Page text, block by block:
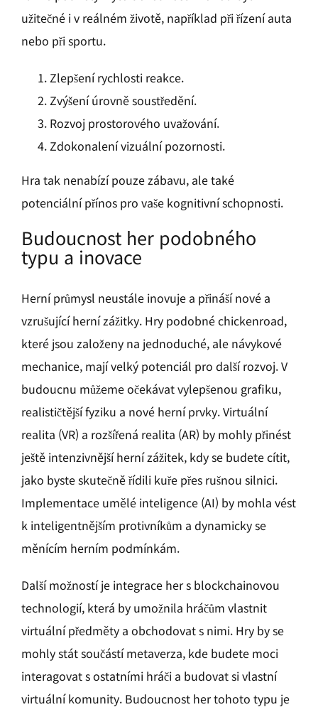
užitečné i v reálném životě, například při řízení auta
nebo při sportu.
Zlepšení rychlosti reakce.
Zvýšení úrovně soustředění.
Rozvoj prostorového uvažování.
Zdokonalení vizuální pozornosti.
Hra tak nenabízí pouze zábavu, ale také
potenciální přínos pro vaše kognitivní schopnosti.
Budoucnost her podobného
typu a inovace
Herní průmysl neustále inovuje a přináší nové a
vzrušující herní zážitky. Hry podobné chickenroad,
které jsou založeny na jednoduché, ale návykové
mechanice, mají velký potenciál pro další rozvoj. V
budoucnu můžeme očekávat vylepšenou grafiku,
realističtější fyziku a nové herní prvky. Virtuální
realita (VR) a rozšířená realita (AR) by mohly přinést
ještě intenzivnější herní zážitek, kdy se budete cítit,
jako byste skutečně řídili kuře přes rušnou silnici.
Implementace umělé inteligence (AI) by mohla vést
k inteligentnějším protivníkům a dynamicky se
měnícím herním podmínkám.
Další možností je integrace her s blockchainovou
technologií, která by umožnila hráčům vlastnit
virtuální předměty a obchodovat s nimi. Hry by se
mohly stát součástí metaverza, kde budete moci
interagovat s ostatními hráči a budovat si vlastní
virtuální komunity. Budoucnost her tohoto typu je